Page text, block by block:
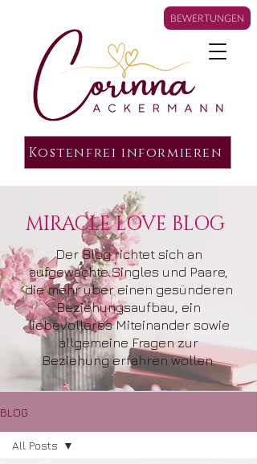
Kostenfrei informieren
MIRACLE LOVE BLOG
Der Blog richtet sich an
aufgewachte Singles und Paare,
die mehr über einen gesünderen
Beziehungsaufbau, ein
liebevolleres Miteinander sowie
allgemeine Fragen zur
Beziehung erfahren wollen.
BLOG
All Posts
BEWERTUNGEN